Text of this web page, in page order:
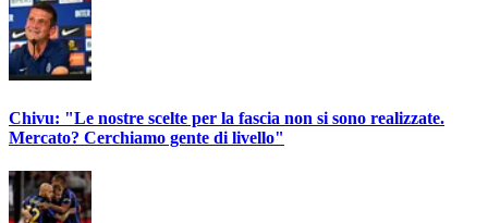
Chivu: "Le nostre scelte per la fascia non si sono realizzate.
Mercato? Cerchiamo gente di livello"